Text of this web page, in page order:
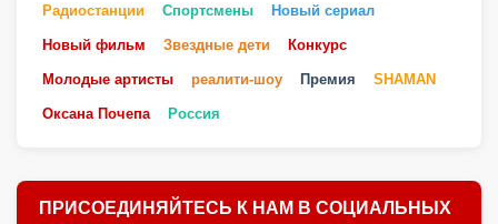
Радиостанции Спортсмены Новый сериал
Новый фильм Звездные дети Конкурс
Молодые артисты реалити-шоу Премия SHAMAN
Оксана Почепа Россия
ПРИСОЕДИНЯЙТЕСЬ К НАМ В СОЦИАЛЬНЫХ